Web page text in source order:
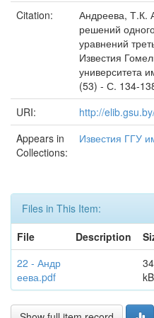
Citation:
Андреева, Т.К.
решений
уравнений
Известия
университета
(53) - С. 134-
URI:
http://
Appears in
Collections:
Известия ГГУ
Files in This Item:
File
Description
22 - Андр
еева.pdf
kB